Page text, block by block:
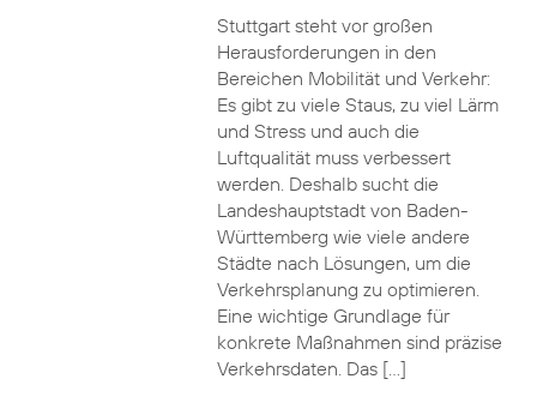
Stuttgart steht vor großen
Herausforderungen in den
Bereichen Mobilität und Verkehr:
Es gibt zu viele Staus, zu viel Lärm
und Stress und auch die
Luftqualität muss verbessert
werden. Deshalb sucht die
Landeshauptstadt von Baden-
Württemberg wie viele andere
Städte nach Lösungen, um die
Verkehrsplanung zu optimieren.
Eine wichtige Grundlage für
konkrete Maßnahmen sind präzise
Verkehrsdaten. Das […]